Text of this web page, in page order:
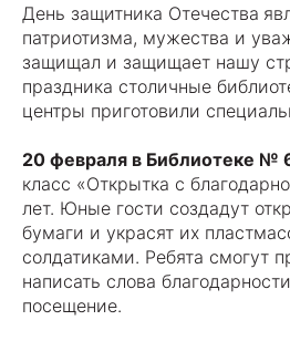
День защитника Отечества
патриотизма, мужества и
защищал и защищает нашу
праздника столичные
центры приготовили
20 февраля в Библиотеке №
класс «Открытка с
лет. Юные гости создадут
бумаги и украсят их
солдатиками. Ребята смогут
написать слова
посещение.